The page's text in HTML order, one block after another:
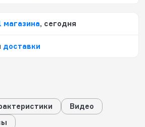
магазина, сегодня
доставки
Видео